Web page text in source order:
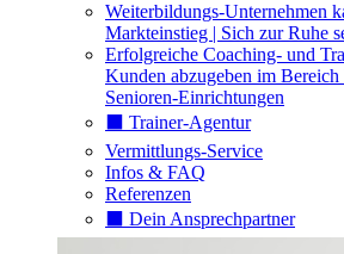
Weiterbildungs-Unternehmen
Markteinstieg | Sich zur Ruhe
Erfolgreiche Coaching- und
Kunden abzugeben im
Senioren-Einrichtungen
⬛️ Trainer-Agentur
Vermittlungs-Service
Infos & FAQ
Referenzen
⬛️ Dein Ansprechpartner